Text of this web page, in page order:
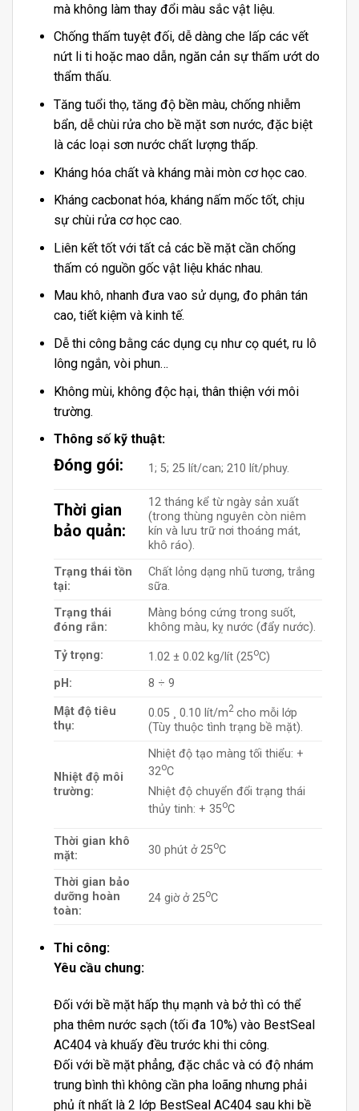
mà không làm thay đổi màu sắc vật liệu.
Chống thấm tuyệt đối, dễ dàng che lấp các vết
nứt li ti hoặc mao dẫn, ngăn cản sự thấm ướt do
thẩm thấu.
Tăng tuổi thọ, tăng độ bền màu, chống nhiễm
bẩn, dễ chùi rửa cho bề mặt sơn nước, đặc biệt
là các loại sơn nước chất lượng thấp.
Kháng hóa chất và kháng mài mòn cơ học cao.
Kháng cacbonat hóa, kháng nấm mốc tốt, chịu
sự chùi rửa cơ học cao.
Liên kết tốt với tất cả các bề mặt cần chống
thấm có nguồn gốc vật liệu khác nhau.
Mau khô, nhanh đưa vao sử dụng, đo phân tán
cao, tiết kiệm và kinh tế.
Dễ thi công bằng các dụng cụ như cọ quét, ru lô
lông ngắn, vòi phun…
Không mùi, không độc hại, thân thiện với môi
trường.
Thông số kỹ thuật:
Đóng gói: 1; 5; 25 lít/can; 210 lít/phuy.
Thời gian
bảo quản:
12 tháng kể từ ngày sản xuất
(trong thùng nguyên còn niêm
kín và lưu trữ nơi thoáng mát,
khô ráo).
Trạng thái tồn
tại:
Chất lỏng dạng nhũ tương, trắng
sữa.
Trạng thái
đóng rắn:
Màng bóng cứng trong suốt,
không màu, kỵ nước (đẩy nước).
Tỷ trọng: 1.02 ± 0.02 kg/lít (25oC)
pH:
8 ÷ 9
Mật độ tiêu
thụ:
0.05 ¸ 0.10 lít/m2 cho mỗi lớp
(Tùy thuộc tình trạng bề mặt).
Nhiệt độ môi
trường:
Nhiệt độ tạo màng tối thiểu: +
32oC
Nhiệt độ chuyển đổi trạng thái
thủy tinh: + 35oC
Thời gian khô
mặt:
30 phút ở 25oC
Thời gian bảo
dưỡng hoàn
toàn:
24 giờ ở 25oC
Thi công:
Yêu cầu chung:
Đối với bề mặt hấp thụ mạnh và bở thì có thể
pha thêm nước sạch (tối đa 10%) vào BestSeal
AC404 và khuấy đều trước khi thi công.
Đối với bề mặt phẳng, đặc chắc và có độ nhám
trung bình thì không cần pha loãng nhưng phải
phủ ít nhất là 2 lớp BestSeal AC404 sau khi bề